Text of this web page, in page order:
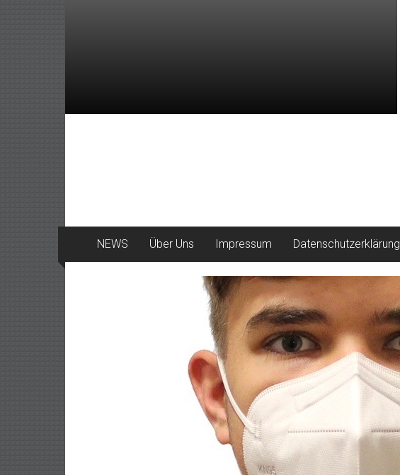
NEWS Über Uns Impressum Datenschutzerklärung